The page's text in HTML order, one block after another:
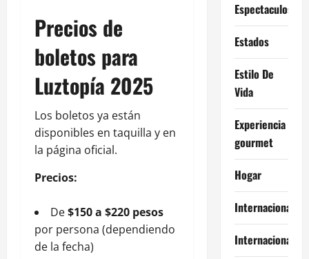
Precios de
boletos para
Luztopía 2025
Los boletos ya están
disponibles en taquilla y en
la página oficial.
Precios:
De$150 a $220 pesos
por persona (dependiendo
de la fecha)
Espectaculos
Estados
Estilo De
Vida
Experiencia
gourmet
Hogar
Internacional
Internacionales